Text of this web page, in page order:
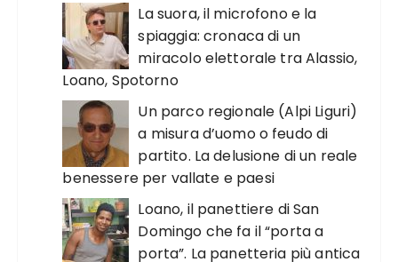
La suora, il microfono e la
spiaggia: cronaca di un
miracolo elettorale tra Alassio,
Loano, Spotorno
Un parco regionale (Alpi Liguri)
a misura d’uomo o feudo di
partito. La delusione di un reale
benessere per vallate e paesi
Loano, il panettiere di San
Domingo che fa il “porta a
porta”. La panetteria più antica